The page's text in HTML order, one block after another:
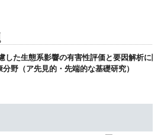
した生態系影響の有害性評価と要因解析に
野（ア先見的・先端的な基礎研究）